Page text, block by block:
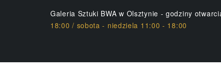
Galeria Sztuki BWA w Olsztynie - godziny
18:00 / sobota - niedziela 11:00 - 18:00